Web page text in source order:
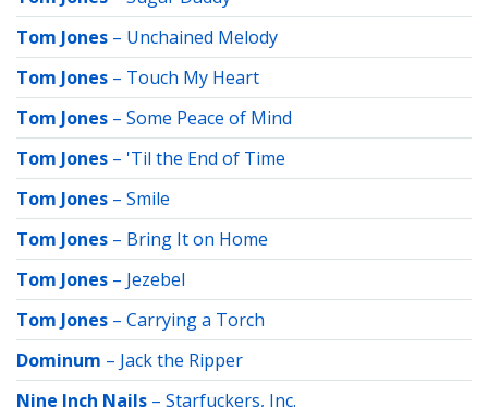
Tom Jones – Unchained Melody
Tom Jones – Touch My Heart
Tom Jones – Some Peace of Mind
Tom Jones – 'Til the End of Time
Tom Jones – Smile
Tom Jones – Bring It on Home
Tom Jones – Jezebel
Tom Jones – Carrying a Torch
Dominum – Jack the Ripper
Nine Inch Nails – Starfuckers, Inc.